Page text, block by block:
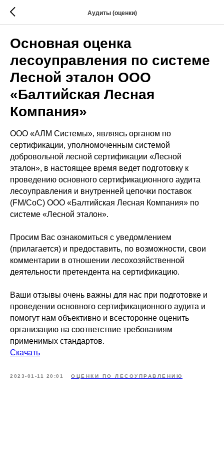
Аудиты (оценки)
Основная оценка
лесоуправления по системе
Лесной эталон ООО
«Балтийская Лесная
Компания»
ООО «АЛМ Системы», являясь органом по
сертификации, уполномоченным системой
добровольной лесной сертификации «Лесной
эталон», в настоящее время ведет подготовку к
проведению основного сертификационного аудита
лесоуправления и внутренней цепочки поставок
(FM/CoC) ООО «Балтийская Лесная Компания» по
системе «Лесной эталон».
Просим Вас ознакомиться с уведомлением
(прилагается) и предоставить, по возможности, свои
комментарии в отношении лесохозяйственной
деятельности претендента на сертификацию.
Ваши отзывы очень важны для нас при подготовке и
проведении основного сертификационного аудита и
помогут нам объективно и всесторонне оценить
организацию на соответствие требованиям
применимых стандартов.
Скачать
2023-01-11 20:01 ОЦЕНКИ ПО ЛЕСОУПРАВЛЕНИЮ